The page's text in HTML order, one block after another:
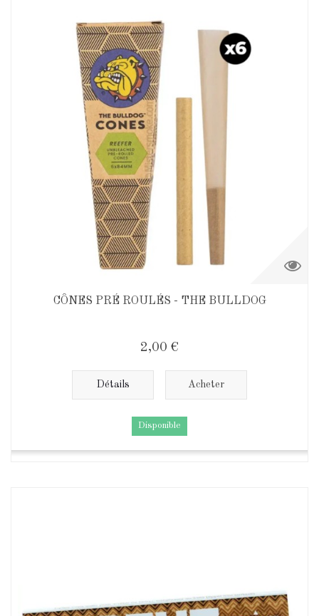
CÔNES PRÉ ROULÉS - THE BULLDOG
2,00 €
Détails Acheter
Disponible